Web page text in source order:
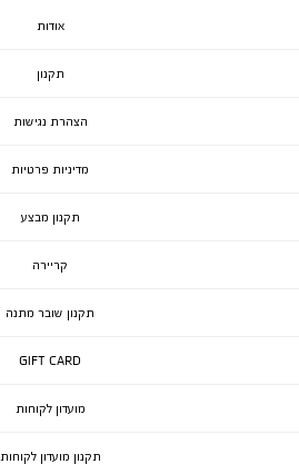
אודות
תקנון
הצהרת נגישות
מדיניות פרטיות
תקנון מבצע
קריירה
תקנון שובר מתנה
GIFT CARD
מועדון לקוחות
תקנון מועדון לקוחות